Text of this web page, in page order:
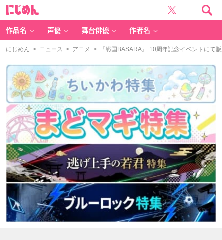
作品名 声優 舞台俳優 作者名
にじめん > ニュース > アニメ > 『戦国BASARA』 10周年記念イベントにて